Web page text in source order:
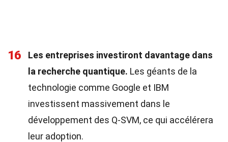
16
Les entreprises investiront davantage dans
la recherche quantique. Les géants de la
technologie comme Google et IBM
investissent massivement dans le
développement des Q-SVM, ce qui accélérera
leur adoption.